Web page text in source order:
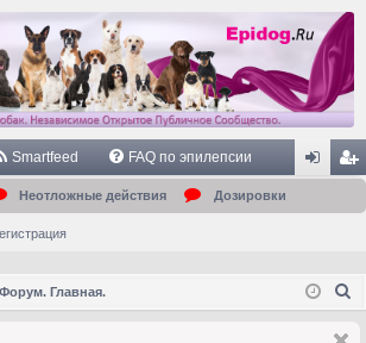
Smartfeed FAQ по эпилепсии
ац
ия
Неотложные действия Дозировки
Главная.